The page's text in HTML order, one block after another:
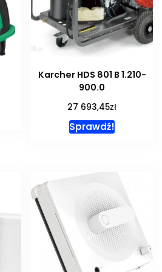
Karcher HDS 801 B 1.210-
900.0
27 693,45zł
Sprawdź!